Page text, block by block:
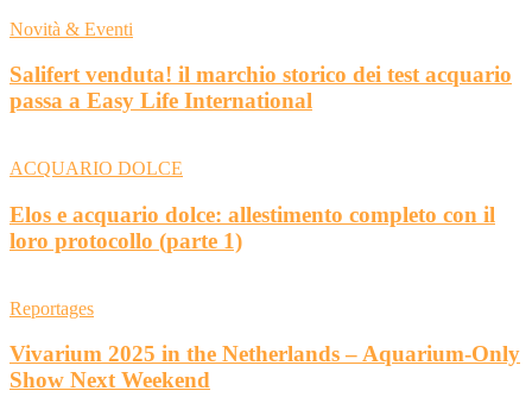
Novità & Eventi
Salifert venduta! il marchio storico dei test acquario
passa a Easy Life International
ACQUARIO DOLCE
Elos e acquario dolce: allestimento completo con il
loro protocollo (parte 1)
Reportages
Vivarium 2025 in the Netherlands – Aquarium-Only
Show Next Weekend